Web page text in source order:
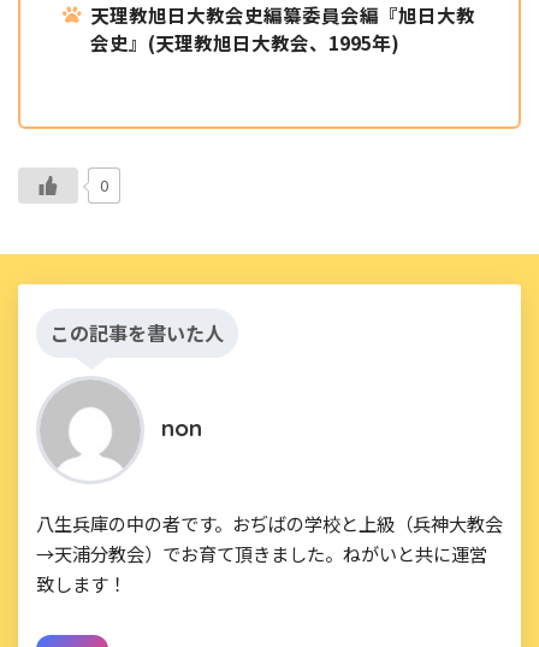
天理教旭日大教会史編纂委員会編『旭日大教
会史』(天理教旭日大教会、1995年)
0
この記事を書いた人
non
八生兵庫の中の者です。おぢばの学校と上級（兵神大教会
→天浦分教会）でお育て頂きました。ねがいと共に運営
致します！